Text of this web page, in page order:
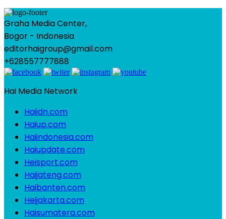
Graha Media Center,
Bogor - Indonesia
editorhaigroup@gmail.com
+628557777888
Hai Media Network
Haiidn.com
Haiup.com
Haiindonesia.com
Haiupdate.com
Heisport.com
Haijateng.com
Haibanten.com
Heijakarta.com
Haisumatera.com